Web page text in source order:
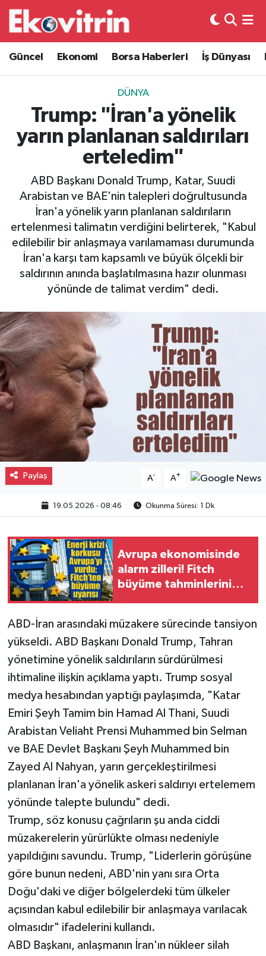
Güncel Ekonomi Borsa Haberleri İş Dünyası
DÜNYA
Trump: "İran'a yönelik
yarın planlanan saldırıları
erteledim"
ABD Başkanı Donald Trump, Katar, Suudi
Arabistan ve BAE'nin talepleri doğrultusunda
İran'a yönelik yarın planlanan saldırıların
ertelenmesi talimatın verdiğini belirterek, "Kabul
edilebilir bir anlaşmaya varılamaması durumunda
İran'a karşı tam kapsamlı ve büyük ölçekli bir
saldırının anında başlatılmasına hazır olunması
yönünde de talimat verdim" dedi.
Paylaş A- A+
19.05.2026 - 08:46 Okunma Süresi: 1 Dk
Avrupa ekonomisinde
alarm zilleri! Fitch
büyüme tahminlerini
ABD-İran arasındaki müzakere sürecinde tansiyon
yükseldi. ABD Başkanı Donald Trump, Tahran
yönetimine yönelik saldırıların sürdürülmesi
ihtimaline ilişkin açıklama yaptı. Trump sosyal
medya hesabından yaptığı paylaşımda, "Katar
Emiri Şeyh Tamim bin Hamad Al Thani, Suudi
Arabistan Veliaht Prensi Muhammed bin Selman
ve BAE Devlet Başkanı Şeyh Muhammed bin
Zayed Al Nahyan, yarın gerçekleştirilmesi
planlanan İran'a yönelik askeri saldırıyı ertelemem
yönünde talepte bulundu" dedi.
Trump, söz konusu çağrıların şu anda ciddi
müzakerelerin yürürlükte olması nedeniyle
yapıldığını savundu. Trump, "Liderlerin görüşüne
göre bunun nedeni, ABD'nin yanı sıra Orta
Doğu'daki ve diğer bölgelerdeki tüm ülkeler
açısından kabul edilebilir bir anlaşmaya varılacak
olmasıdır" ifadelerini kullandı.
ABD Başkanı, anlaşmanın İran'ın nükleer silah
Güncel
Ekonomi
Borsa Haberleri
İş Dünyası
Otovitrin
Asayiş
Magazin
Gayrimenkul
Spor
Eğitim
Hava Durumu
Trafik Durumu
Süper Lig Puan Durumu ve Fikstür
Tüm Manşetler
Son Dakika Haberleri
Haber Arşivi